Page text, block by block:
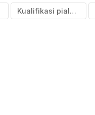
Kualifikasi piala dunia